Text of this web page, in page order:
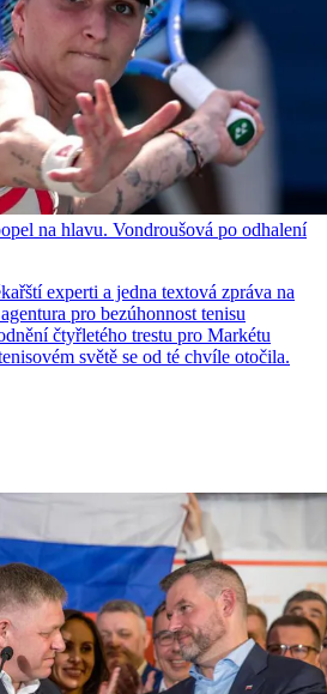
na hlavu. Vondroušová po odhalení
experti a jedna textová zpráva na
pro bezúhonnost tenisu
čtyřletého trestu pro Markétu
světě se od té chvíle otočila.